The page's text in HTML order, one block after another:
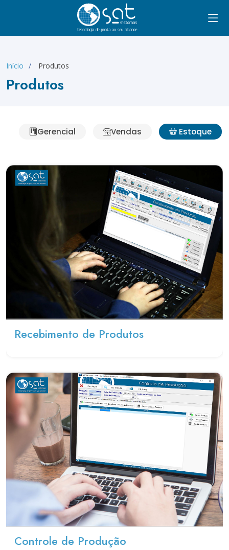
Início Produtos
Produtos
Gerencial Vendas Estoque
Recebimento de Produtos
Controle de Produção